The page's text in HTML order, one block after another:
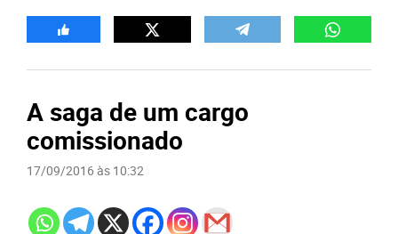
A saga de um cargo
comissionado
17/09/2016 às 10:32